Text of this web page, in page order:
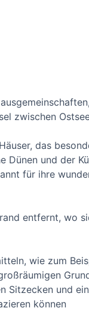
zwischen
das
Dünen und der
für ihre
entfernt, wo
wie zum
Sitzecken und
können